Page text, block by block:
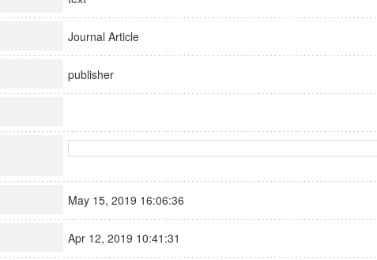
Journal Article
publisher
May 15, 2019 16:06:36
Apr 12, 2019 10:41:31